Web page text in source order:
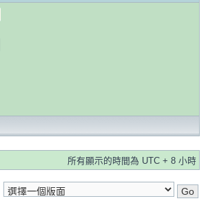
所有顯示的時間為 UTC + 8 小時